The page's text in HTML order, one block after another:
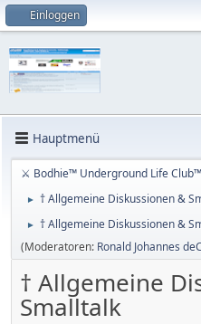
Einloggen
Hauptmenü
⚔ Bodhie™ Underground Life Club™
► † Allgemeine Diskussionen &
►
† Allgemeine Diskussionen &
(Moderatoren: Ronald Johannes
† Allgemeine
Smalltalk